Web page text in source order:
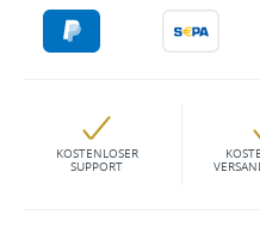
KOSTENLOSER
SUPPORT